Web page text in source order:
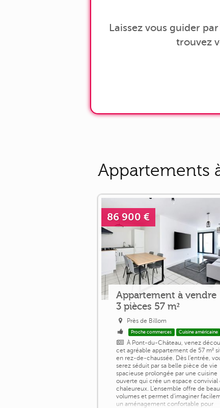
Laissez vous guider par
trouvez
Appartements
86 900 €
Appartement à vendre
3 pièces 57 m²
Près de Billom
Proche commerces Cuisine américaine
À Pont-du-Château, venez
cet agréable appartement de 57 m²
en rez-de-chaussée. Dès l'entrée,
serez séduit par sa belle pièce de vie
spacieuse prolongée par une cuisine
ouverte qui crée un espace convivial
chaleureux. L'ensemble offre de
volumes et permet d'imaginer
un aménagement confortable pour